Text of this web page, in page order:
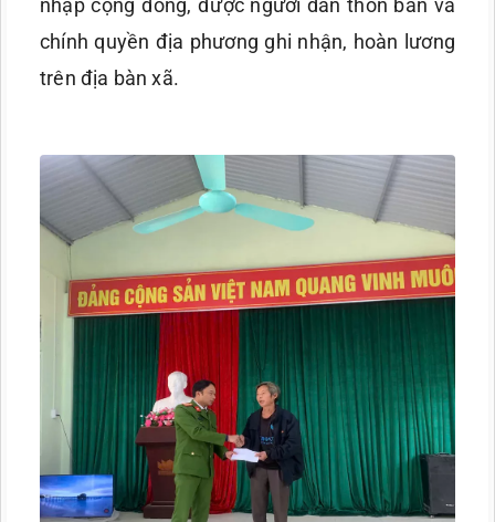
nhập cộng đồng, được người dân thôn bản và
chính quyền địa phương ghi nhận, hoàn lương
trên địa bàn xã.